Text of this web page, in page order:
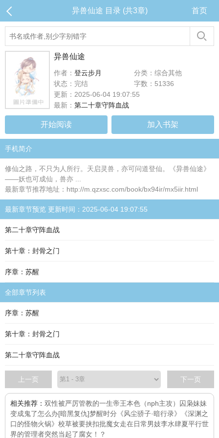
异兽仙途 目录 (共3章) 首页
异兽仙途
作者： 登云步月
分类：综合其他
状态：完结
字数：51336
更新：2025-06-04 19:07:55
最新： 第二十章守阵血战
开始阅读 加入书架
手机简介
修仙之路，不只为人所行。天启灵兽，亦可问道登仙。《异兽仙途》
——妖也可成仙，兽亦 ...
最新章节推荐地址：http://m.qzxsc.com/book/bx94ir/mx5iir.html
最新章节预览 更新时间：2025-06-04 19:07:55
第二十章守阵血战
第十章：封骨之门
序章：苏醒
全部章节列表
序章：苏醒
第十章：封骨之门
第二十章守阵血战
上一页 下一页
相关推荐： 双性被严厉管教的一生帝王本色（nph主攻） 囚枭妹妹
变成鬼了怎么办[暗黑复仇]梦醒时分 《风尘骄子·暗行录》
《深渊之
口的怪物火锅》 校草被要挟扣批魔女走在日常男妓李水肆夏平行世
界的管理者突然当起了腐女！？